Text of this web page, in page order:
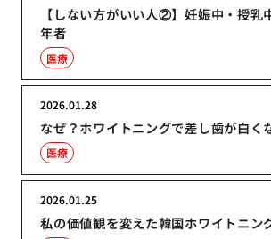
【しない方がいい人②】妊娠中・授乳
年者
医療
なぜ？ホワイトニングで差し歯が白く
2026.01.28
医療
私の価値観を変えた韓国ホワイトニン
2026.01.25